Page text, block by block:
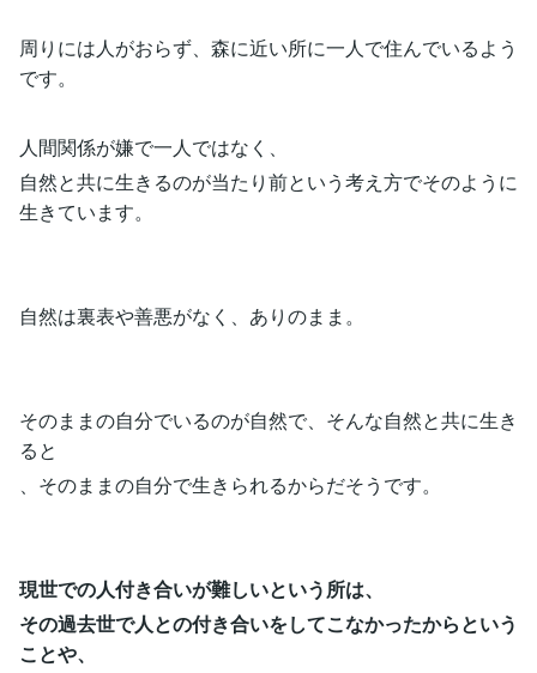
周りには人がおらず、森に近い所に一人で住んでいるよう
です。
人間関係が嫌で一人ではなく、
自然と共に生きるのが当たり前という考え方でそのように
生きています。
自然は裏表や善悪がなく、ありのまま。
そのままの自分でいるのが自然で、そんな自然と共に生き
ると
、そのままの自分で生きられるからだそうです。
現世での人付き合いが難しいという所は、
その過去世で人との付き合いをしてこなかったからという
ことや、